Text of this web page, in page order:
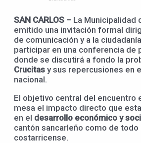
SAN CARLOS – La Municipalidad
emitido una invitación formal
de comunicación y a la
participar en una conferencia de
donde se discutirá a fondo la
Crucitas y sus repercusiones en
nacional.
El objetivo central del encuentro
mesa el impacto directo que
en el desarrollo económico y
cantón sancarleño como de
costarricense.